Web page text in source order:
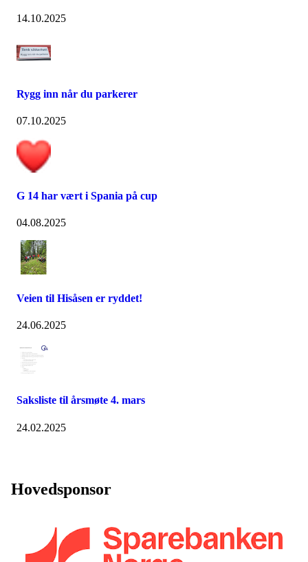
14.10.2025
Rygg inn når du parkerer
07.10.2025
G 14 har vært i Spania på cup
04.08.2025
Veien til Hisåsen er ryddet!
24.06.2025
Saksliste til årsmøte 4. mars
24.02.2025
Hovedsponsor